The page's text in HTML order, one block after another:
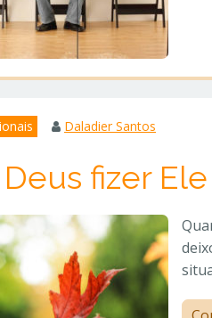
Daladier Santos
fizer